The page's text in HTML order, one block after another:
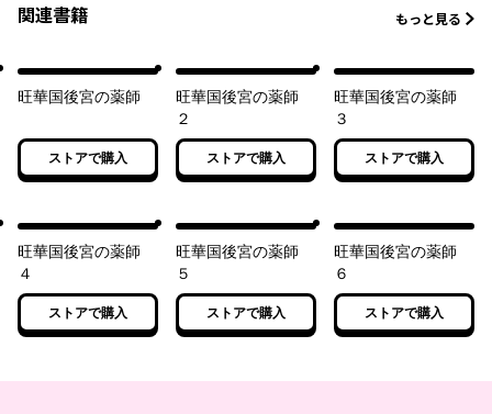
関連書籍 もっと見る
旺華国後宮の薬師
ストアで購入
旺華国後宮の薬師
２
ストアで購入
旺華国後宮の薬師
３
ストアで購入
旺華国後宮の薬師
４
ストアで購入
旺華国後宮の薬師
５
ストアで購入
旺華国後宮の薬師
６
ストアで購入